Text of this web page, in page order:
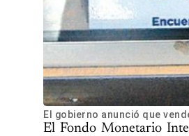
El gobierno anunció que
El Fondo Monetario